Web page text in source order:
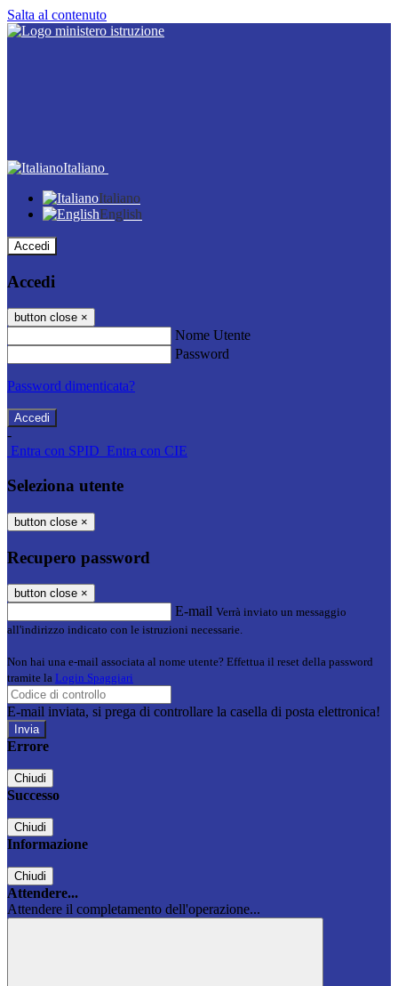
Salta al contenuto
Italiano
Italiano
English
Accedi
Accedi
button close ×
Nome Utente
Password
Password dimenticata?
-
Entra con SPID Entra con CIE
Seleziona utente
button close ×
Recupero password
button close ×
E-mail Verrà inviato un messaggio
all'indirizzo indicato con le istruzioni necessarie.
Non hai una e-mail associata al nome utente? Effettua il reset della password
tramite la Login Spaggiari
E-mail inviata, si prega di controllare la casella di posta elettronica!
Errore
Chiudi
Successo
Chiudi
Informazione
Chiudi
Attendere...
Attendere il completamento dell'operazione...